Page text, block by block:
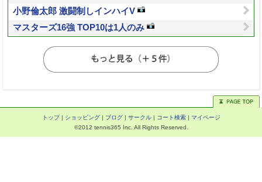
小野倫太郎 激闘制しインハイV
マスターズ16強 TOP10は1人のみ
トップ| ショッピング| ブログ| サークル| コート検索| マイページ
©2012 tennis365 Inc. All Rights Reserved.